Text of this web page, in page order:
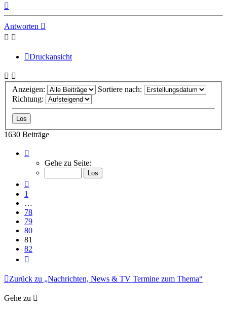
Antworten
Druckansicht
Anzeigen:
Sortiere nach:
Richtung:
1630 Beiträge
81
von
Gehe zu Seite:
1
…
78
79
80
81
82
Zurück zu „Nachrichten, News & TV Termine zum Thema“
Gehe zu